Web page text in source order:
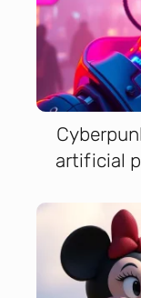
artificial